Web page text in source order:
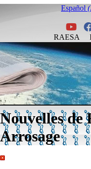
Español
RAESA
Nouvelles
Arrosage